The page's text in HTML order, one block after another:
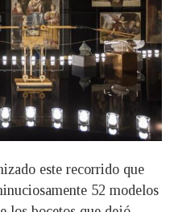
este recorrido que
52 modelos